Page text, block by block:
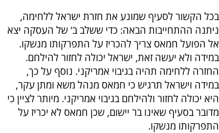
בכל הקשור לסעיף שמונע את חזרת ישראל ללחימה,
ניתנה ההתחייבות הבאה: כדי ששלב ב' של העסקה יצא
אל הפועל חמאס צריך להכריז על התפרקותו מנשקו.
במידה ולא יעשה זאת, ישראל יכולה לחזור להילחם.
החזרה ללחימה תהיה בגיבוי אמריקני. נוסף על כך,
במידה וישראל תרגיש כי חמאס מנהל משא ומתן עקר,
היא יכולה לחזור ולהילחם בגיבוי אמריקני. מיותר לציין כי
מדובר בסעיף שאינו בר יישום, שכן חמאס לא יכריז על
התפרקותו מנשקו.